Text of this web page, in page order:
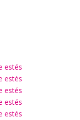
estés
estés
estés
estés
estés